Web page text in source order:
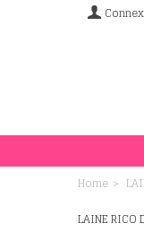
Home >
LAINE RICO